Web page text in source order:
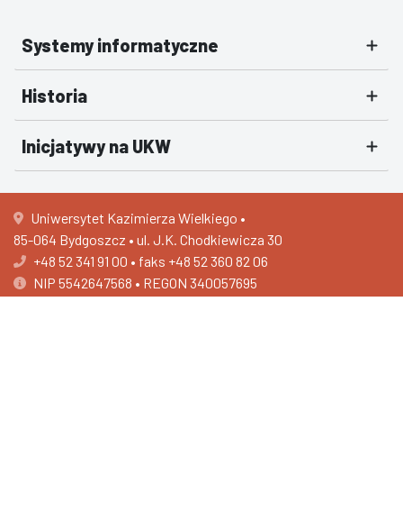
Systemy informatyczne
Historia
Inicjatywy na UKW
Uniwersytet Kazimierza Wielkiego •
85-064 Bydgoszcz • ul. J.K. Chodkiewicza 30
+48 52 341 91 00 • faks +48 52 360 82 06
NIP 5542647568 • REGON 340057695